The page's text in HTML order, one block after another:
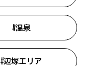
#温泉
#辺塚エリア